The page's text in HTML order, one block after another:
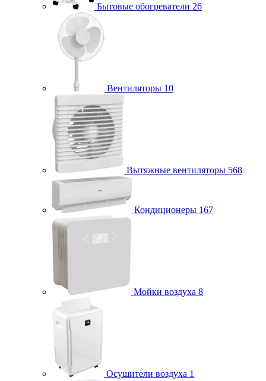
Бытовые обогреватели 26
Вентиляторы 10
Вытяжные вентиляторы 568
Кондиционеры 167
Мойки воздуха 8
Осушители воздуха 1